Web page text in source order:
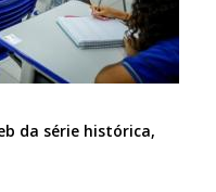
da série histórica,